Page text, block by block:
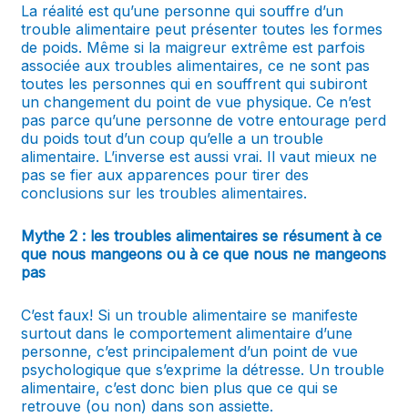
La réalité est qu’une personne qui souffre d’un
trouble alimentaire peut présenter toutes les formes
de poids. Même si la maigreur extrême est parfois
associée aux troubles alimentaires, ce ne sont pas
toutes les personnes qui en souffrent qui subiront
un changement du point de vue physique. Ce n’est
pas parce qu’une personne de votre entourage perd
du poids tout d’un coup qu’elle a un trouble
alimentaire. L’inverse est aussi vrai. Il vaut mieux ne
pas se fier aux apparences pour tirer des
conclusions sur les troubles alimentaires.
Mythe 2 : les troubles alimentaires se résument à ce
que nous mangeons ou à ce que nous ne mangeons
pas
C’est faux! Si un trouble alimentaire se manifeste
surtout dans le comportement alimentaire d’une
personne, c’est principalement d’un point de vue
psychologique que s’exprime la détresse. Un trouble
alimentaire, c’est donc bien plus que ce qui se
retrouve (ou non) dans son assiette.